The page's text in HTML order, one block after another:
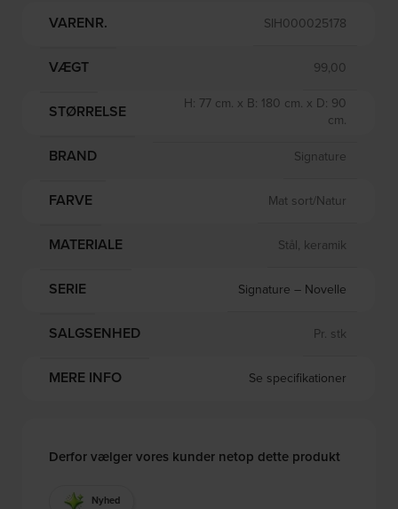
VARENR. SIH000025178
VÆGT 99,00
STØRRELSE
H: 77 cm. x B: 180 cm. x D: 90
cm.
BRAND Signature
FARVE Mat sort/Natur
MATERIALE Stål, keramik
SERIE Signature – Novelle
SALGSENHED Pr. stk
MERE INFO Se specifikationer
Derfor vælger vores kunder netop dette produkt
Nyhed